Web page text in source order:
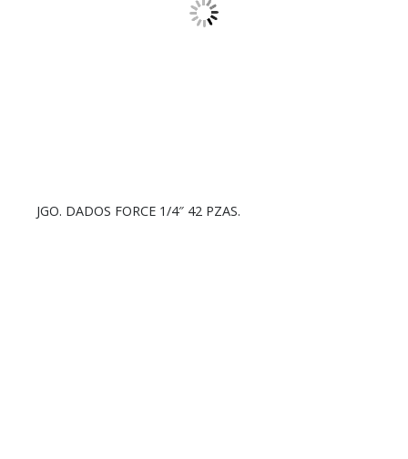
JGO. DADOS FORCE 1/4″ 42 PZAS.